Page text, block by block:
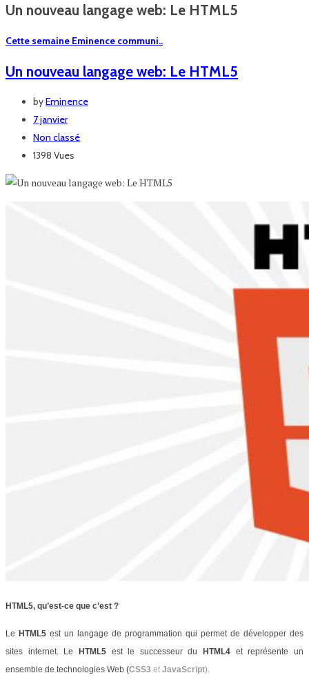
Un nouveau langage web: Le HTML5
Cette semaine Eminence communi..
Un nouveau langage web: Le HTML5
byEminence
7 janvier
Non classé
1398 Vues
HTML5, qu’est-ce que c’est ?
Le HTML5 est un langage de programmation qui permet de développer des
sites internet. Le
HTML5est le successeur du HTML4 et représente un
ensemble de technologies Web (CSS3 et JavaScript).